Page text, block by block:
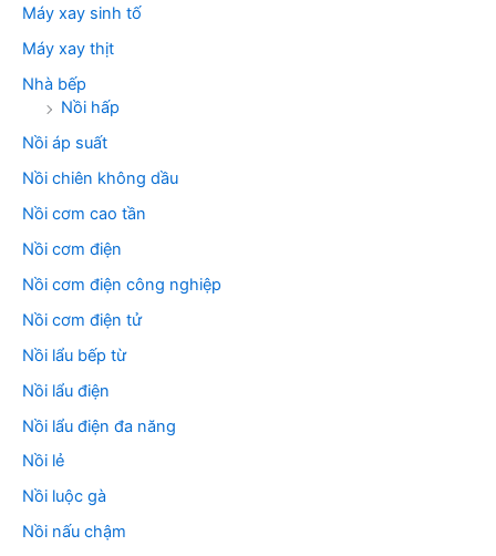
Máy xay sinh tố
Máy xay thịt
Nhà bếp
Nồi hấp
Nồi áp suất
Nồi chiên không dầu
Nồi cơm cao tần
Nồi cơm điện
Nồi cơm điện công nghiệp
Nồi cơm điện tử
Nồi lẩu bếp từ
Nồi lẩu điện
Nồi lẩu điện đa năng
Nồi lẻ
Nồi luộc gà
Nồi nấu chậm